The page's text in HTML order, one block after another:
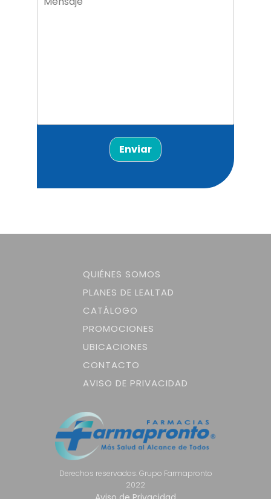
Enviar
QUIÉNES SOMOS
PLANES DE LEALTAD
CATÁLOGO
PROMOCIONES
UBICACIONES
CONTACTO
AVISO DE PRIVACIDAD
Derechos reservados. Grupo Farmapronto
2022